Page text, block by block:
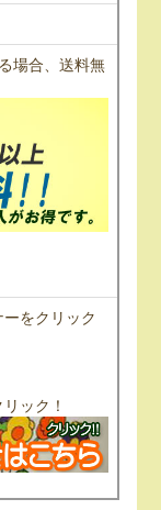
場合、送料無
をクリック
リック！